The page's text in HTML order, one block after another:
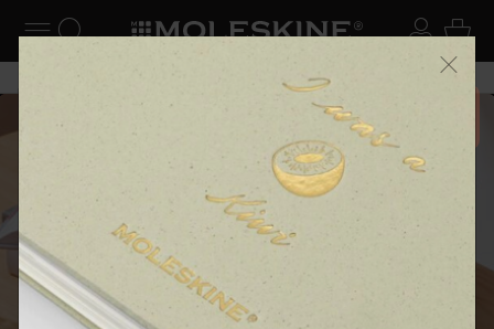
ナビゲーションの切替 ログ
検索 (キーワードなど) カ
6,500円以上のご購入で送料無料 メニ
ーを閉じる
あるページから始まる物語
スライド表示0
スライド表示5